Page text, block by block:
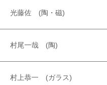
光藤佐 (陶・磁)
村尾一哉 (陶)
村上恭一 (ガラス)